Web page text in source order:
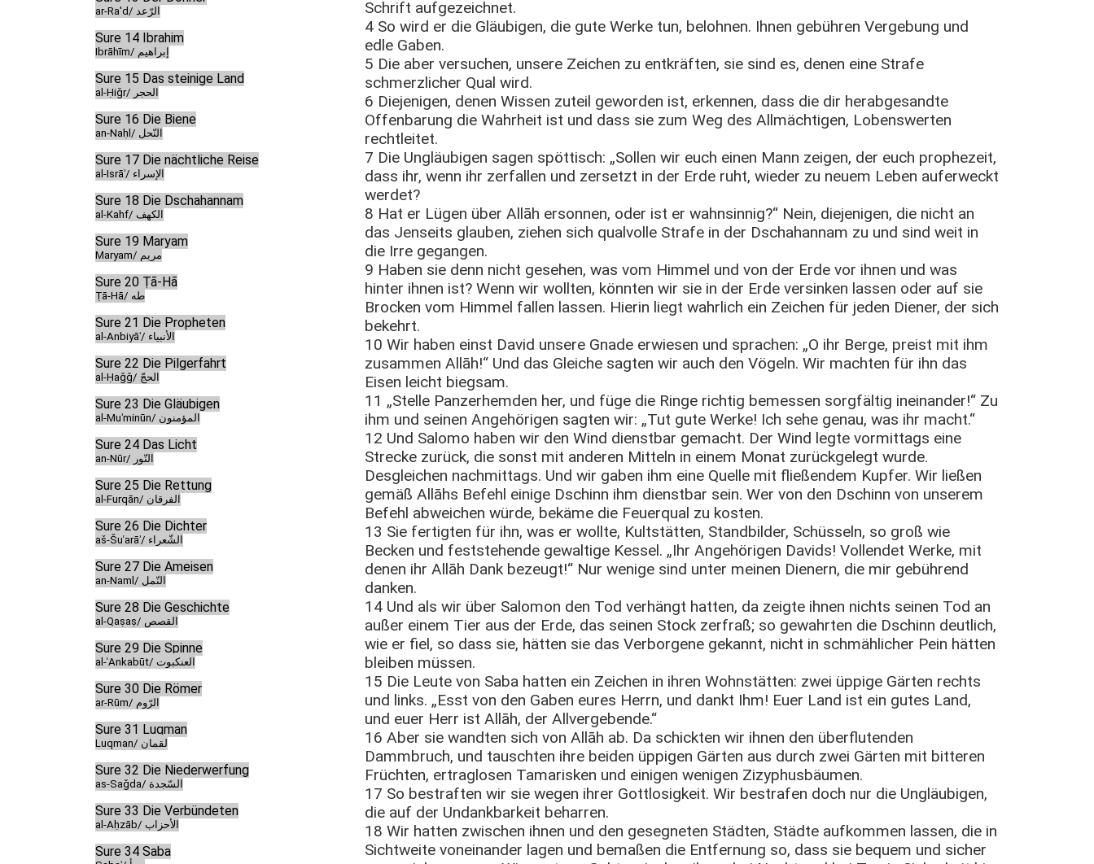
ar-Ra'd/ الرّعد
Sure 14 Ibrahim
Ibrāhīm/ إبراهيم
Sure 15 Das steinige Land
al-Ḥiǧr/ الحجر
Sure 16 Die Biene
an-Naḥl/ النّحل
Sure 17 Die nächtliche Reise
al-Isrāʾ/ الإسراء
Sure 18 Die Dschahannam
al-Kahf/ الكهف
Sure 19 Maryam
Maryam/ مريم
Sure 20 Ṭā-Hā
Ṭā-Hā/ طه
Sure 21 Die Propheten
al-Anbiyāʾ/ الأنبياء
Sure 22 Die Pilgerfahrt
al-Ḥaǧǧ/ الحجّ
Sure 23 Die Gläubigen
al-Muʾminūn/ المؤمنون
Sure 24 Das Licht
an-Nūr/ النّور
Sure 25 Die Rettung
al-Furqān/ الفرقان
Sure 26 Die Dichter
aš-Šuʿarāʾ/ الشّعراء
Sure 27 Die Ameisen
an-Naml/ النّمل
Sure 28 Die Geschichte
al-Qaṣaṣ/ القصص
Sure 29 Die Spinne
al-ʿAnkabūt/ العنكبوت
Sure 30 Die Römer
ar-Rūm/ الرّوم
Sure 31 Luqman
Luqman/ لقمان
Sure 32 Die Niederwerfung
as-Saǧda/ السّجدة
Sure 33 Die Verbündeten
al-Aḥzāb/ الأحزاب
Sure 34 Saba
Schrift aufgezeichnet.
4 So wird er die Gläubigen, die gute Werke tun, belohnen. Ihnen gebühren Vergebung und
edle Gaben.
5 Die aber versuchen, unsere Zeichen zu entkräften, sie sind es, denen eine Strafe
schmerzlicher Qual wird.
6 Diejenigen, denen Wissen zuteil geworden ist, erkennen, dass die dir herabgesandte
Offenbarung die Wahrheit ist und dass sie zum Weg des Allmächtigen, Lobenswerten
rechtleitet.
7 Die Ungläubigen sagen spöttisch: „Sollen wir euch einen Mann zeigen, der euch prophezeit,
dass ihr, wenn ihr zerfallen und zersetzt in der Erde ruht, wieder zu neuem Leben auferweckt
werdet?
8 Hat er Lügen über Allāh ersonnen, oder ist er wahnsinnig?“ Nein, diejenigen, die nicht an
das Jenseits glauben, ziehen sich qualvolle Strafe in der Dschahannam zu und sind weit in
die Irre gegangen.
9 Haben sie denn nicht gesehen, was vom Himmel und von der Erde vor ihnen und was
hinter ihnen ist? Wenn wir wollten, könnten wir sie in der Erde versinken lassen oder auf sie
Brocken vom Himmel fallen lassen. Hierin liegt wahrlich ein Zeichen für jeden Diener, der sich
bekehrt.
10 Wir haben einst David unsere Gnade erwiesen und sprachen: „O ihr Berge, preist mit ihm
zusammen Allāh!“ Und das Gleiche sagten wir auch den Vögeln. Wir machten für ihn das
Eisen leicht biegsam.
11 „Stelle Panzerhemden her, und füge die Ringe richtig bemessen sorgfältig ineinander!“ Zu
ihm und seinen Angehörigen sagten wir: „Tut gute Werke! Ich sehe genau, was ihr macht.“
12 Und Salomo haben wir den Wind dienstbar gemacht. Der Wind legte vormittags eine
Strecke zurück, die sonst mit anderen Mitteln in einem Monat zurückgelegt wurde.
Desgleichen nachmittags. Und wir gaben ihm eine Quelle mit fließendem Kupfer. Wir ließen
gemäß Allāhs Befehl einige Dschinn ihm dienstbar sein. Wer von den Dschinn von unserem
Befehl abweichen würde, bekäme die Feuerqual zu kosten.
13 Sie fertigten für ihn, was er wollte, Kultstätten, Standbilder, Schüsseln, so groß wie
Becken und feststehende gewaltige Kessel. „Ihr Angehörigen Davids! Vollendet Werke, mit
denen ihr Allāh Dank bezeugt!“ Nur wenige sind unter meinen Dienern, die mir gebührend
danken.
14 Und als wir über Salomon den Tod verhängt hatten, da zeigte ihnen nichts seinen Tod an
außer einem Tier aus der Erde, das seinen Stock zerfraß; so gewahrten die Dschinn deutlich,
wie er fiel, so dass sie, hätten sie das Verborgene gekannt, nicht in schmählicher Pein hätten
bleiben müssen.
15 Die Leute von Saba hatten ein Zeichen in ihren Wohnstätten: zwei üppige Gärten rechts
und links. „Esst von den Gaben eures Herrn, und dankt Ihm! Euer Land ist ein gutes Land,
und euer Herr ist Allāh, der Allvergebende.“
16 Aber sie wandten sich von Allāh ab. Da schickten wir ihnen den überflutenden
Dammbruch, und tauschten ihre beiden üppigen Gärten aus durch zwei Gärten mit bitteren
Früchten, ertraglosen Tamarisken und einigen wenigen Zizyphusbäumen.
17 So bestraften wir sie wegen ihrer Gottlosigkeit. Wir bestrafen doch nur die Ungläubigen,
die auf der Undankbarkeit beharren.
18 Wir hatten zwischen ihnen und den gesegneten Städten, Städte aufkommen lassen, die in
Sichtweite voneinander lagen und bemaßen die Entfernung so, dass sie bequem und sicher